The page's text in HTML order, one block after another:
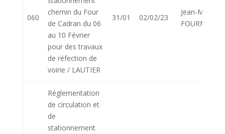
060
chemin du Four
de Cadran du 06
au 10 Février
pour des travaux
de réfection de
voirie / LAUTIER
31/01 02/02/23
Jean-Marie
FOURNIER
Réglementation
de circulation et
de
stationnement